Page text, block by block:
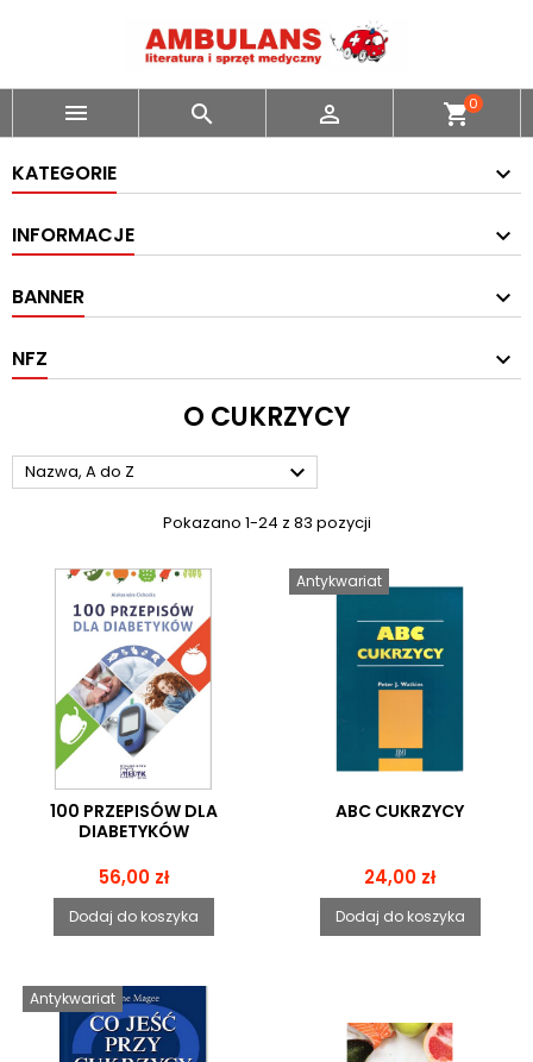
   shopping_cart0
KATEGORIE
INFORMACJE
BANNER
NFZ
O CUKRZYCY
Nazwa, A do Z 
Pokazano 1-24 z 83 pozycji
100 PRZEPISÓW DLA
DIABETYKÓW
Cena
56,00 zł
Dodaj do koszyka
Antykwariat
ABC CUKRZYCY
Cena
24,00 zł
Dodaj do koszyka
Antykwariat